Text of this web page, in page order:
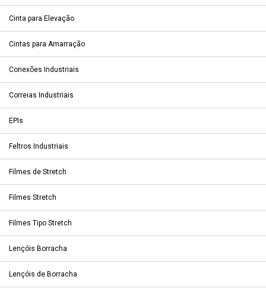
Cinta para Elevação
Cintas para Amarração
Conexões Industriais
Correias Industriais
EPIs
Feltros Industriais
Filmes de Stretch
Filmes Stretch
Filmes Tipo Stretch
Lençóis Borracha
Lençóis de Borracha